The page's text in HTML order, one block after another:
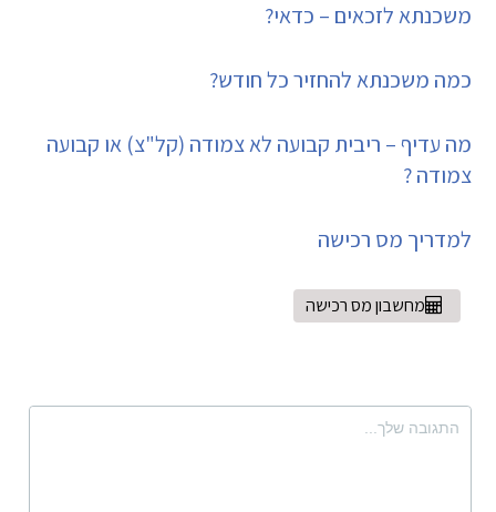
משכנתא לזכאים – כדאי?
כמה משכנתא להחזיר כל חודש?
מה עדיף – ריבית קבועה לא צמודה (קל"צ) או קבועה
צמודה ?
למדריך מס רכישה
מחשבון מס רכישה